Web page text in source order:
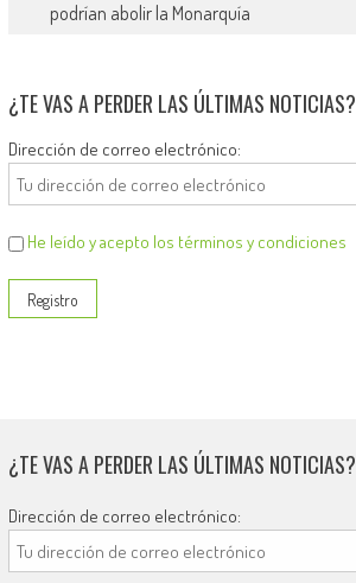
podrían abolir la Monarquía
¿TE VAS A PERDER LAS ÚLTIMAS NOTICIAS?
Dirección de correo electrónico:
He leído y acepto los términos y condiciones
¿TE VAS A PERDER LAS ÚLTIMAS NOTICIAS?
Dirección de correo electrónico: